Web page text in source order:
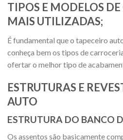
TIPOS E MODELOS
MAIS UTILIZADAS;
É fundamental que o tapeceiro
conheça bem os tipos de
ofertar o melhor tipo de
ESTRUTURAS E
AUTO
ESTRUTURA DO BANCO
Os assentos são basicamente